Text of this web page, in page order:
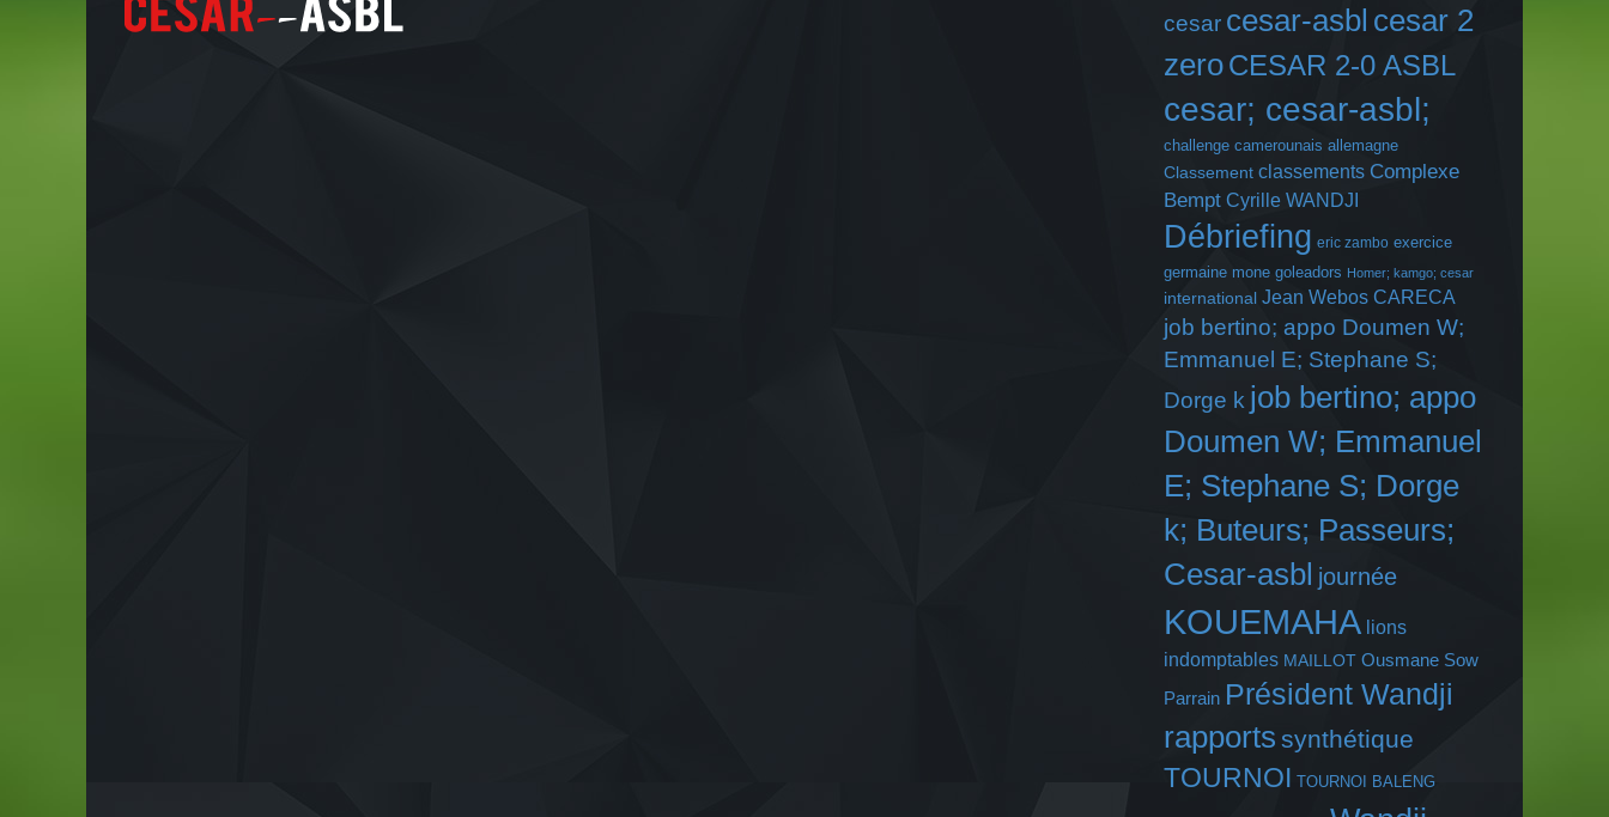
cesar cesar-asbl cesar 2
zeroCESAR 2-0 ASBL
cesar; cesar-asbl;
challenge camerounais allemagne
Classement classements Complexe
Bempt Cyrille WANDJI
Débriefing eric zambo exercice
germaine mone goleadors Homer; kamgo; cesar
international Jean Webos CARECA
job bertino; appo Doumen W;
Emmanuel E; Stephane S;
Dorge k job bertino; appo
Doumen W; Emmanuel
E; Stephane S; Dorge
k; Buteurs; Passeurs;
Cesar-asbl journée
KOUEMAHA lions
indomptables MAILLOT Ousmane Sow
Parrain Président Wandji
rapports synthétique
TOURNOI TOURNOI BALENG